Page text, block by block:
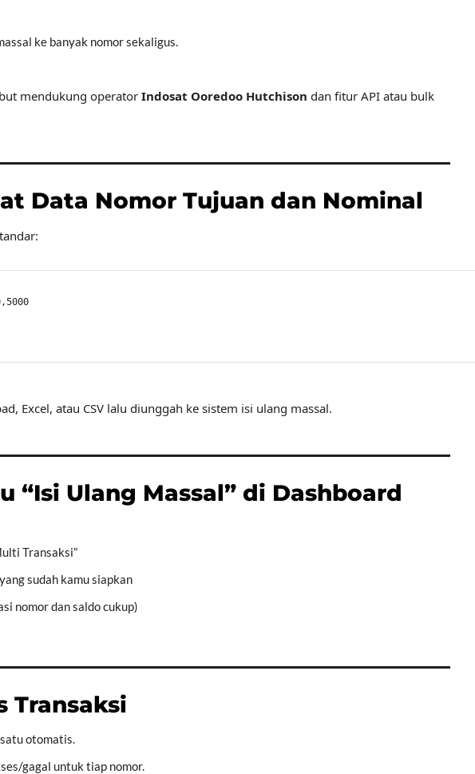
ke banyak nomor sekaligus.
mendukung operatorIndosat Ooredoo Hutchison dan fitur API atau bulk
Data Nomor Tujuan dan Nominal
Excel, atau CSV lalu diunggah ke sistem isi ulang massal.
“Isi Ulang Massal” di Dashboard
Transaksi”
sudah kamu siapkan
nomor dan saldo cukup)
Transaksi
otomatis.
gagal untuk tiap nomor.